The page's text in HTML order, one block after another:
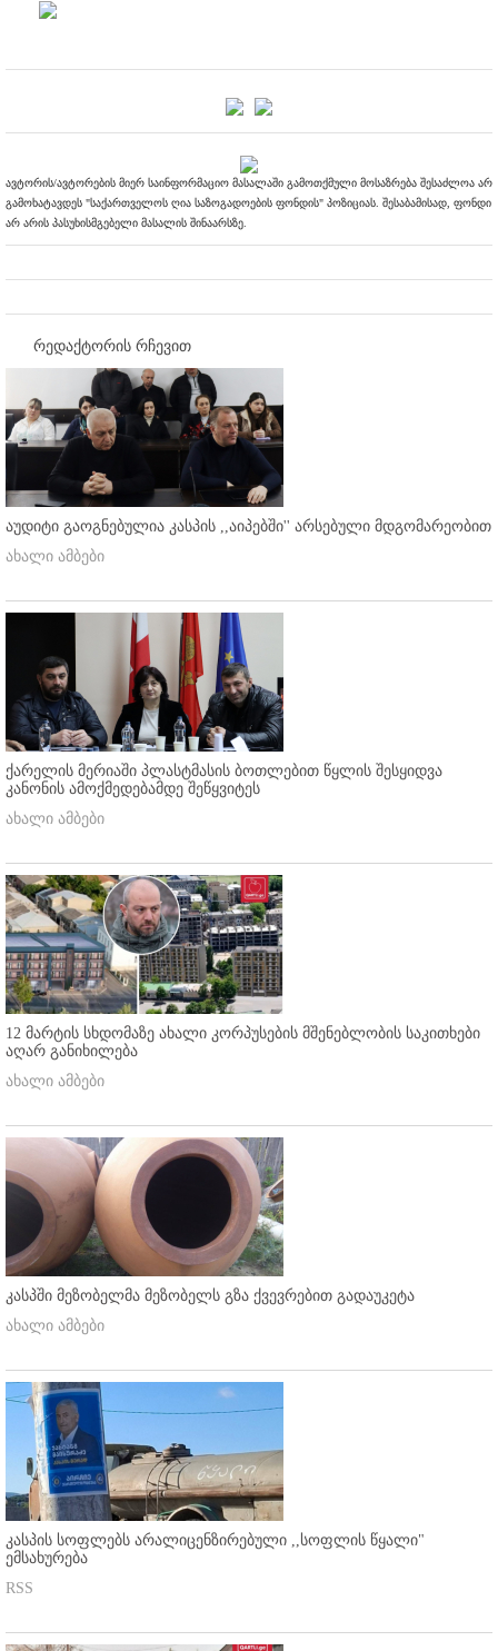
ავტორის/ავტორების მიერ საინფორმაციო მასალაში გამოთქმული მოსაზრება შესაძლოა არ
გამოხატავდეს "საქართველოს ღია საზოგადოების ფონდის" პოზიციას. შესაბამისად, ფონდი
არ არის პასუხისმგებელი მასალის შინაარსზე.
რედაქტორის რჩევით
აუდიტი გაოგნებულია კასპის ,,აიპებში'' არსებული მდგომარეობით
ახალი ამბები
ქარელის მერიაში პლასტმასის ბოთლებით წყლის შესყიდვა
კანონის ამოქმედებამდე შეწყვიტეს
ახალი ამბები
12 მარტის სხდომაზე ახალი კორპუსების მშენებლობის საკითხები
აღარ განიხილება
ახალი ამბები
კასპში მეზობელმა მეზობელს გზა ქვევრებით გადაუკეტა
ახალი ამბები
კასპის სოფლებს არალიცენზირებული ,,სოფლის წყალი"
ემსახურება
RSS